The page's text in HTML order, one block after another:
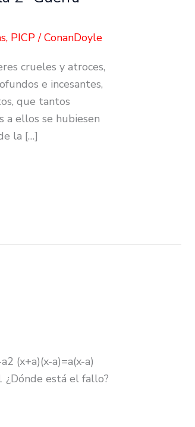
, PICP/ConanDoyle
crueles y atroces,
e incesantes,
que tantos
a ellos se hubiesen
la […]
(x+a)(x-a)=a(x-a)
¿Dónde está el fallo?